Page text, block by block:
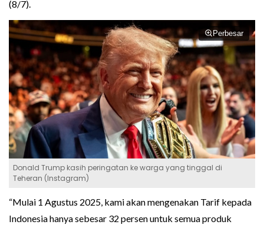
(8/7).
Perbesar
Donald Trump kasih peringatan ke warga yang tinggal di
Teheran (Instagram)
“Mulai 1 Agustus 2025, kami akan mengenakan Tarif kepada
Indonesia hanya sebesar 32 persen untuk semua produk